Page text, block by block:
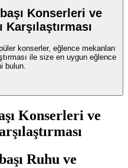
Konserleri ve
konserler, eğlence mekanları
ile size en uygun eğlence
bulun.
Konserleri ve
Ruhu ve